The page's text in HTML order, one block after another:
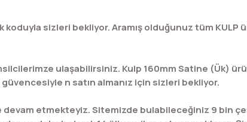
koduyla sizleri bekliyor. Aramış olduğunuz tüm KULP
ulaşabilirsiniz. Kulp 160mm Satine (Ük)
n satın almanız için sizleri bekliyor.
devam etmekteyiz. Sitemizde bulabileceğiniz 9 bin